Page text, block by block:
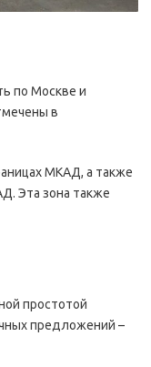
по Москве и
в
МКАД, а также
Эта зона также
простотой
предложений –